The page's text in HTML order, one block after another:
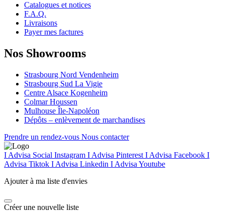
Catalogues et notices
F.A.Q.
Livraisons
Payer mes factures
Nos Showrooms
Strasbourg Nord Vendenheim
Strasbourg Sud La Vigie
Centre Alsace Kogenheim
Colmar Houssen
Mulhouse Île-Napoléon
Dépôts – enlèvement de marchandises
Prendre un rendez-vous Nous contacter
I Advisa Social Instagram I Advisa Pinterest I Advisa Facebook I
Advisa Tiktok I Advisa Linkedin I Advisa Youtube
Ajouter à ma liste d'envies
Créer une nouvelle liste